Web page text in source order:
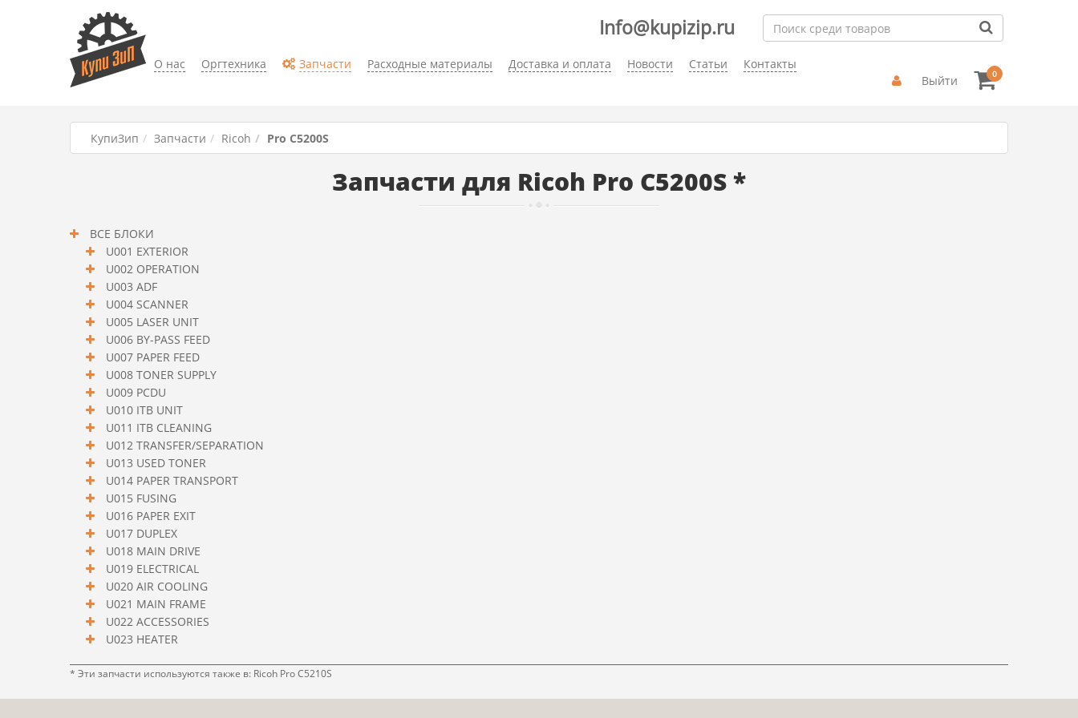
О нас Оргтехника Запчасти Расходные материалы Доставка и оплата Новости Статьи Контакты
Info@kupizip.ru
Выйти 0
КупиЗип Запчасти Ricoh Pro C5200S
Запчасти для Ricoh Pro C5200S *
ВСЕ БЛОКИ
U001 EXTERIOR
U002 OPERATION
U003 ADF
U004 SCANNER
U005 LASER UNIT
U006 BY-PASS FEED
U007 PAPER FEED
U008 TONER SUPPLY
U009 PCDU
U010 ITB UNIT
U011 ITB CLEANING
U012 TRANSFER/SEPARATION
U013 USED TONER
U014 PAPER TRANSPORT
U015 FUSING
U016 PAPER EXIT
U017 DUPLEX
U018 MAIN DRIVE
U019 ELECTRICAL
U020 AIR COOLING
U021 MAIN FRAME
U022 ACCESSORIES
U023 HEATER
* Эти запчасти используются также в: Ricoh Pro C5210S